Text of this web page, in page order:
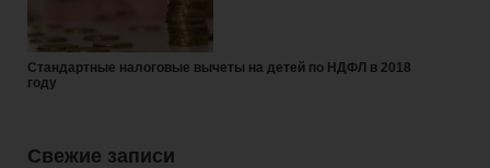
Стандартные налоговые вычеты на детей по НДФЛ в 2018
году
Свежие записи